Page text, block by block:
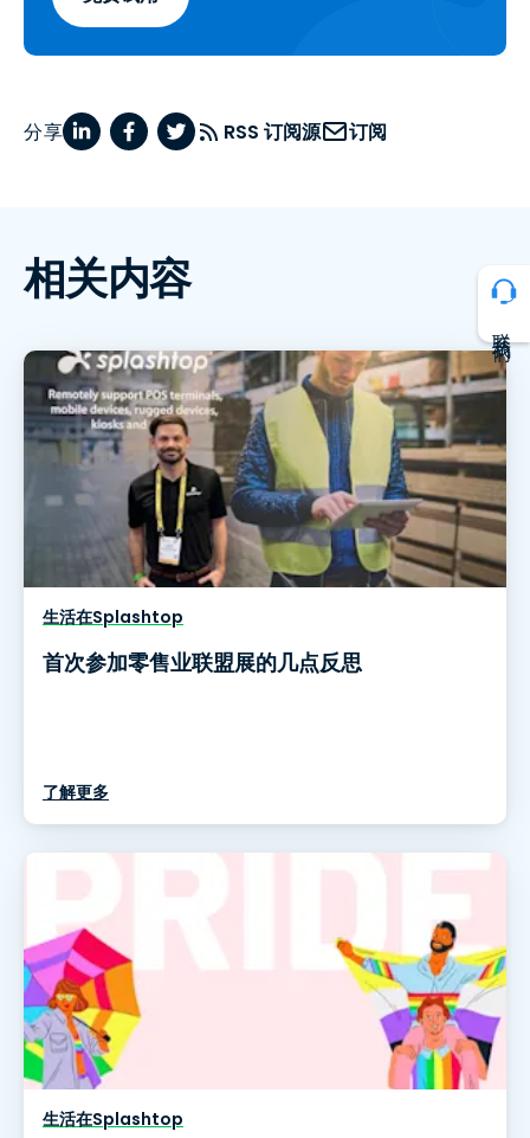
分享 RSS 订阅源 订阅
相关内容
生活在Splashtop
首次参加零售业联盟展的几点反思
了解更多
生活在Splashtop